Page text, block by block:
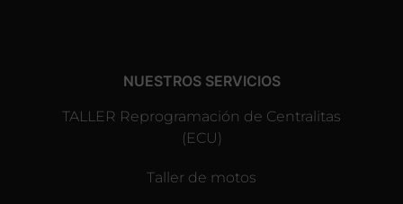
NUESTROS SERVICIOS
TALLER Reprogramación de Centralitas
(ECU)
Taller de motos